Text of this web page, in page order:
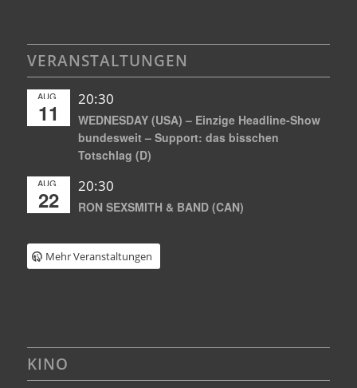
VERANSTALTUNGEN
AUG.
11
20:30
WEDNESDAY (USA) – Einzige Headline-Show
bundesweit – Support: das bisschen
Totschlag (D)
AUG.
22
20:30
RON SEXSMITH & BAND (CAN)
Mehr Veranstaltungen
KINO